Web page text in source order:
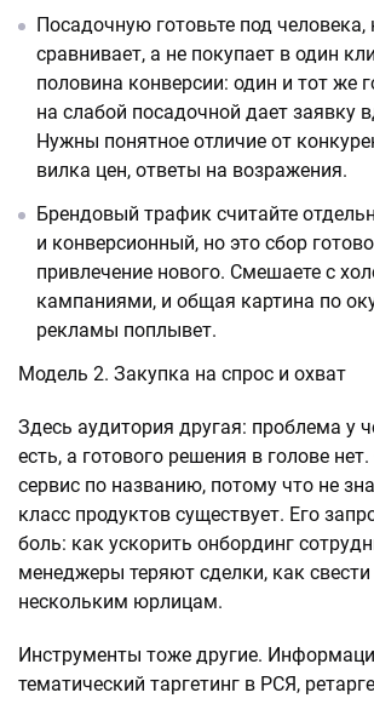
Посадочную готовьте под человека,
сравнивает, а не покупает в один
половина конверсии: один и тот же
на слабой посадочной дает заявку
Нужны понятное отличие от
вилка цен, ответы на возражения.
Брендовый трафик считайте
и конверсионный, но это сбор
привлечение нового. Смешаете с
кампаниями, и общая картина по
рекламы поплывет.
Модель 2. Закупка на спрос и охват
Здесь аудитория другая: проблема у
есть, а готового решения в голове
сервис по названию, потому что не
класс продуктов существует. Его
боль: как ускорить онбординг
менеджеры теряют сделки, как свести
нескольким юрлицам.
Инструменты тоже другие.
тематический таргетинг в РСЯ,